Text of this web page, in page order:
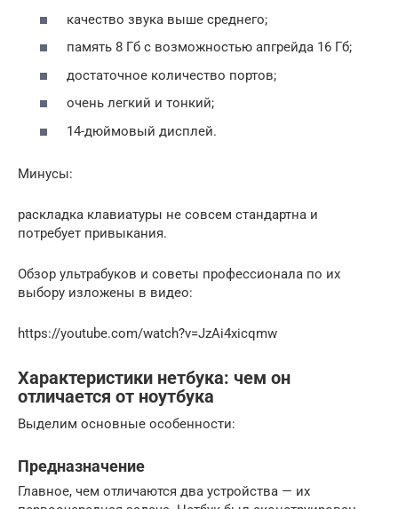
качество звука выше среднего;
память 8 Гб с возможностью апгрейда 16 Гб;
достаточное количество портов;
очень легкий и тонкий;
14-дюймовый дисплей.
Минусы:
раскладка клавиатуры не совсем стандартна и
потребует привыкания.
Обзор ультрабуков и советы профессионала по их
выбору изложены в видео:
https://youtube.com/watch?v=JzAi4xicqmw
Характеристики нетбука: чем он
отличается от ноутбука
Выделим основные особенности:
Предназначение
Главное, чем отличаются два устройства — их